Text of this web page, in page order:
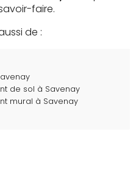
faire.
de :
de sol à Savenay
mural à Savenay